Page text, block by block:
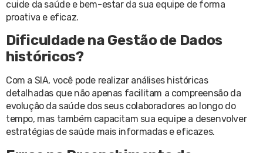
cuide da saúde e bem-estar da sua equipe de forma
proativa e eficaz.
Dificuldade na Gestão de Dados
históricos?
Com a SIA, você pode realizar análises históricas
detalhadas que não apenas facilitam a compreensão da
evolução da saúde dos seus colaboradores ao longo do
tempo, mas também capacitam sua equipe a desenvolver
estratégias de saúde mais informadas e eficazes.